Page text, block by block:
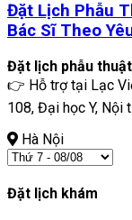
Đặt Lịch Phẫu
Bác Sĩ Theo
Đặt lịch phẫu
👉 Hỗ trợ tại Lạc
108, Đại học Y, Nội
Hà Nội
Đặt lịch khám